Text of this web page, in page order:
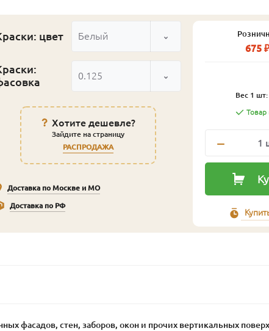
цвет Белый
0.125
Хотите дешевле?
Зайдите на страницу
РАСПРОДАЖА
Доставка по Москве и МО
Доставка по РФ
675
Вес 1 шт:
Товар
1
фасадов, стен, заборов, окон и прочих вертикальных